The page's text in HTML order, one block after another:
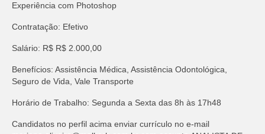
Experiência com Photoshop
Contratação: Efetivo
Salário: R$ R$ 2.000,00
Benefícios: Assistência Médica, Assistência Odontológica,
Seguro de Vida, Vale Transporte
Horário de Trabalho: Segunda a Sexta das 8h às 17h48
Candidatos no perfil acima enviar currículo no e-mail